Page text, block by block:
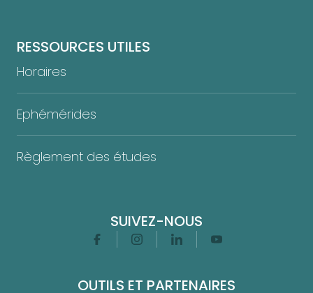
RESSOURCES UTILES
Horaires
Ephémérides
Règlement des études
SUIVEZ-NOUS
FacebookInstagramLinkedinYoutube
OUTILS ET PARTENAIRES